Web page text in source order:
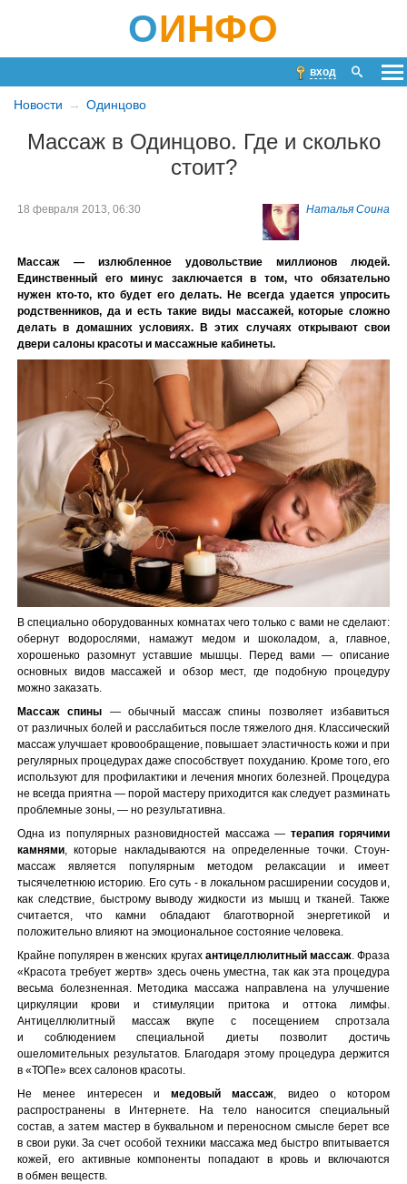
ОИНФО
вход
Новости Одинцово
Массаж в Одинцово. Где и сколько
стоит?
Наталья Соина
18 февраля 2013, 06:30
Массаж — излюбленное удовольствие миллионов людей.
Единственный его минус заключается в том, что обязательно
нужен кто-то, кто будет его делать. Не всегда удается упросить
родственников, да и есть такие виды массажей, которые сложно
делать в домашних условиях. В этих случаях открывают свои
двери салоны красоты и массажные кабинеты.
В специально оборудованных комнатах чего только с вами не сделают:
обернут водорослями, намажут медом и шоколадом, а, главное,
хорошенько разомнут уставшие мышцы. Перед вами — описание
основных видов массажей и обзор мест, где подобную процедуру
можно заказать.
Массаж спины — обычный массаж спины позволяет избавиться
от различных болей и расслабиться после тяжелого дня. Классический
массаж улучшает кровообращение, повышает эластичность кожи и при
регулярных процедурах даже способствует похуданию. Кроме того, его
используют для профилактики и лечения многих болезней. Процедура
не всегда приятна — порой мастеру приходится как следует разминать
проблемные зоны, — но результативна.
Одна из популярных разновидностей массажа — терапия горячими
камнями, которые накладываются на определенные точки. Стоун-
массаж является популярным методом релаксации и имеет
тысячелетнюю историю. Его суть - в локальном расширении сосудов и,
как следствие, быстрому выводу жидкости из мышц и тканей. Также
считается, что камни обладают благотворной энергетикой и
положительно влияют на эмоциональное состояние человека.
Крайне популярен в женских кругах антицеллюлитный массаж. Фраза
«Красота требует жертв» здесь очень уместна, так как эта процедура
весьма болезненная. Методика массажа направлена на улучшение
циркуляции крови и стимуляции притока и оттока лимфы.
Антицеллюлитный массаж вкупе с посещением спротзала
и соблюдением специальной диеты позволит достичь
ошеломительных результатов. Благодаря этому процедура держится
в «ТОПе» всех салонов красоты.
Не менее интересен и медовый массаж, видео о котором
распространены в Интернете. На тело наносится специальный
состав, а затем мастер в буквальном и переносном смысле берет все
в свои руки. За счет особой техники массажа мед быстро впитывается
кожей, его активные компоненты попадают в кровь и включаются
в обмен веществ.